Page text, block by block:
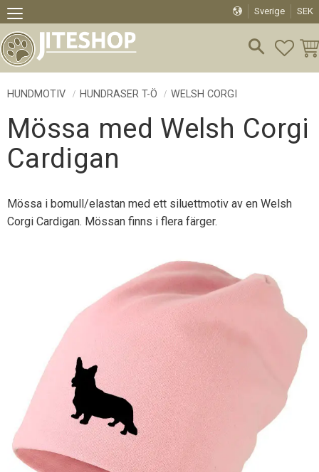
Meny
Sverige SEK
HUNDMOTIV HUNDRASER T-Ö WELSH CORGI
Mössa med Welsh Corgi
Cardigan
Mössa i bomull/elastan med ett siluettmotiv av en Welsh
Corgi Cardigan. Mössan finns i flera färger.